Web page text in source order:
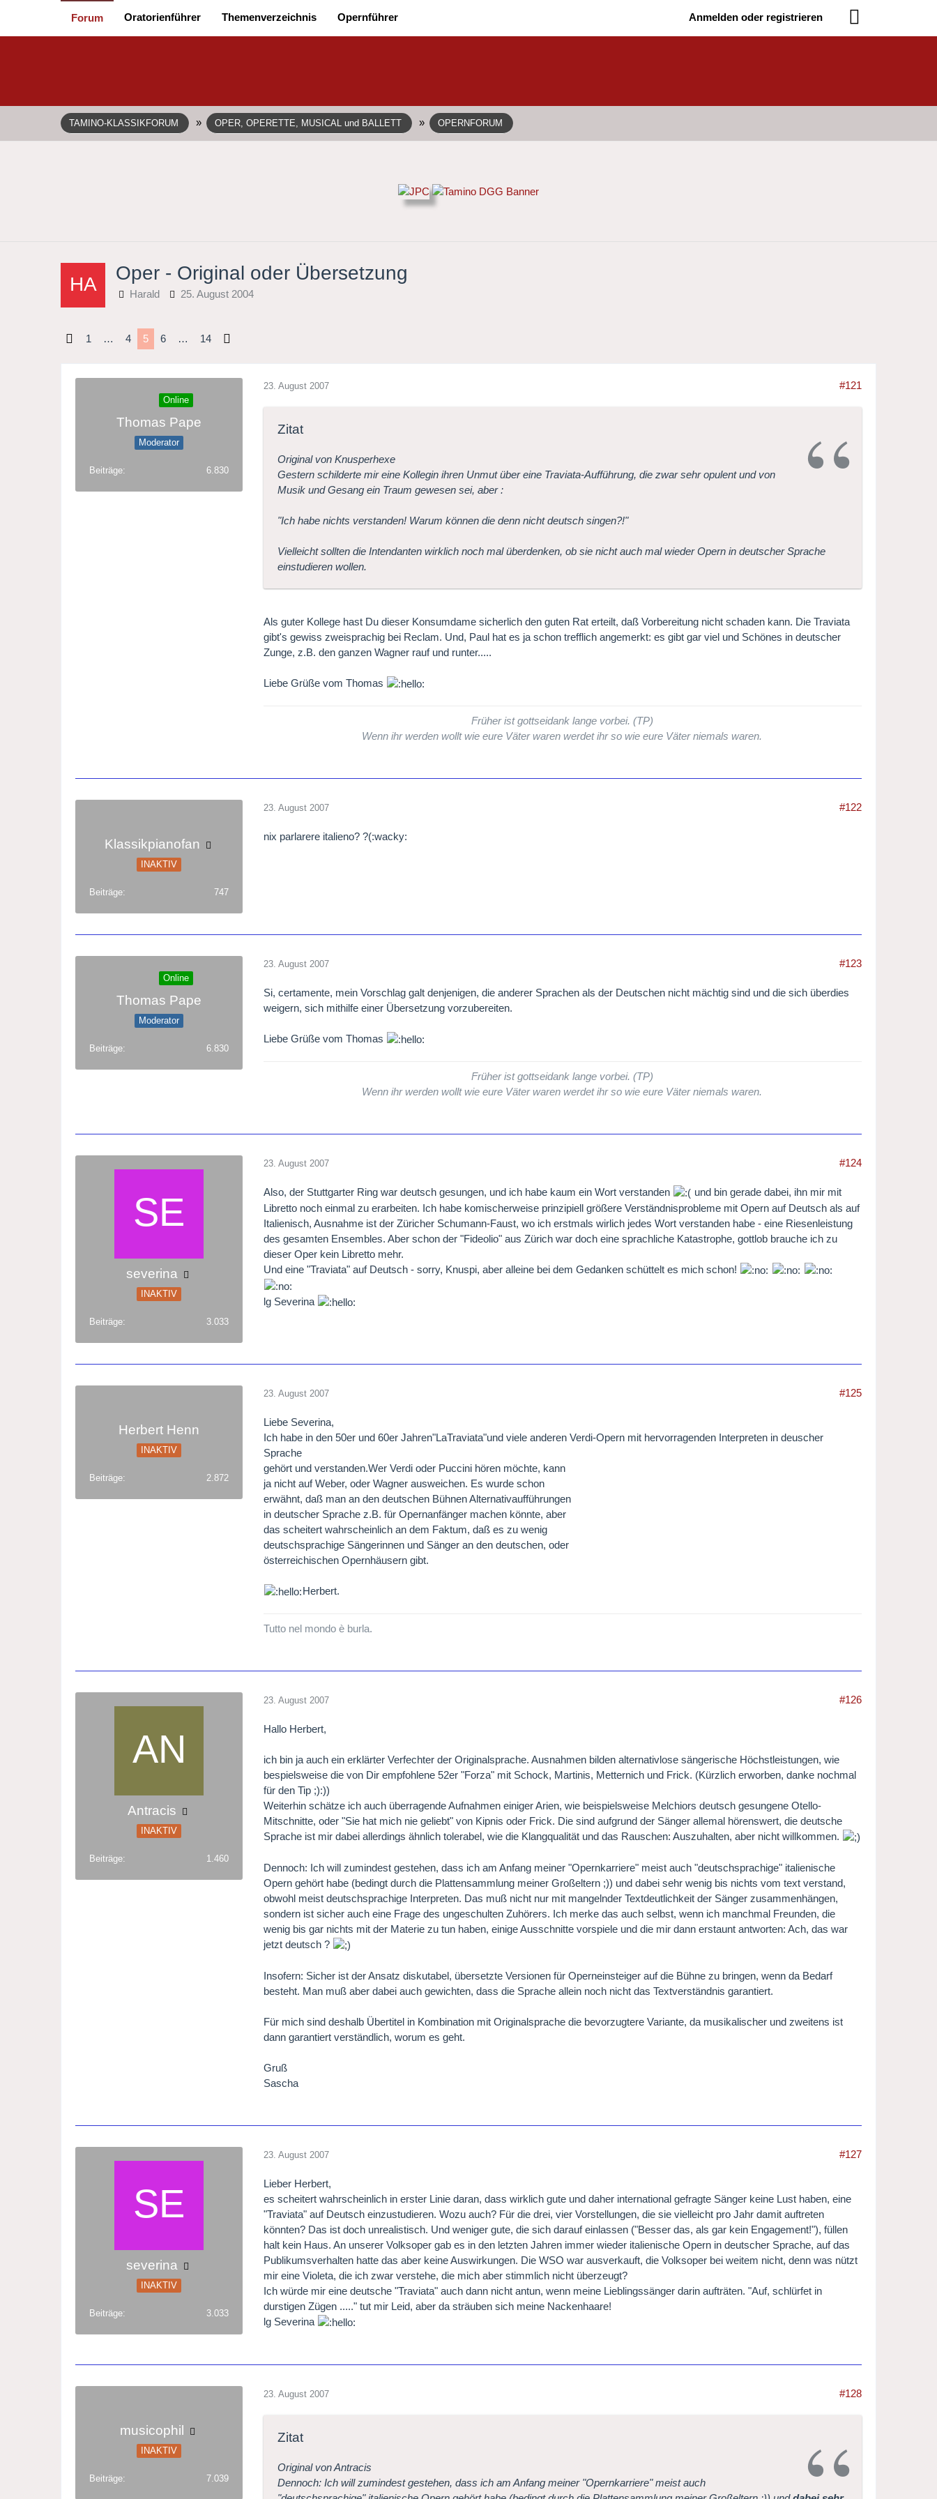
Forum Oratorienführer Themenverzeichnis Opernführer Anmelden oder registrieren
TAMINO-KLASSIKFORUM » OPER, OPERETTE, MUSICAL und BALLETT » OPERNFORUM
Oper - Original oder Übersetzung
Harald 25. August 2004
1 … 4 5 6 … 14
Online
Thomas Pape
Moderator
Beiträge 6.830
23. August 2007 #121
Zitat
Original von Knusperhexe
Gestern schilderte mir eine Kollegin ihren Unmut über eine Traviata-Aufführung, die zwar sehr opulent und von
Musik und Gesang ein Traum gewesen sei, aber :
"Ich habe nichts verstanden! Warum können die denn nicht deutsch singen?!"
Vielleicht sollten die Intendanten wirklich noch mal überdenken, ob sie nicht auch mal wieder Opern in deutscher Sprache
einstudieren wollen.
Als guter Kollege hast Du dieser Konsumdame sicherlich den guten Rat erteilt, daß Vorbereitung nicht schaden kann. Die Traviata
gibt's gewiss zweisprachig bei Reclam. Und, Paul hat es ja schon trefflich angemerkt: es gibt gar viel und Schönes in deutscher
Zunge, z.B. den ganzen Wagner rauf und runter.....
Liebe Grüße vom Thomas
Früher ist gottseidank lange vorbei. (TP)
Wenn ihr werden wollt wie eure Väter waren werdet ihr so wie eure Väter niemals waren.
Klassikpianofan
INAKTIV
Beiträge 747
23. August 2007 #122
nix parlarere italieno? ?(:wacky:
Online
Thomas Pape
Moderator
Beiträge 6.830
23. August 2007 #123
Si, certamente, mein Vorschlag galt denjenigen, die anderer Sprachen als der Deutschen nicht mächtig sind und die sich überdies
weigern, sich mithilfe einer Übersetzung vorzubereiten.
Liebe Grüße vom Thomas
Früher ist gottseidank lange vorbei. (TP)
Wenn ihr werden wollt wie eure Väter waren werdet ihr so wie eure Väter niemals waren.
severina
INAKTIV
Beiträge 3.033
23. August 2007 #124
Also, der Stuttgarter Ring war deutsch gesungen, und ich habe kaum ein Wort verstanden
und bin gerade dabei, ihn mir mit
Libretto noch einmal zu erarbeiten. Ich habe komischerweise prinzipiell größere Verständnisprobleme mit Opern auf Deutsch als auf
Italienisch, Ausnahme ist der Züricher Schumann-Faust, wo ich erstmals wirlich jedes Wort verstanden habe - eine Riesenleistung
des gesamten Ensembles. Aber schon der "Fideolio" aus Zürich war doch eine sprachliche Katastrophe, gottlob brauche ich zu
dieser Oper kein Libretto mehr.
Und eine "Traviata" auf Deutsch - sorry, Knuspi, aber alleine bei dem Gedanken schüttelt es mich schon!
lg Severina
Herbert Henn
INAKTIV
Beiträge 2.872
23. August 2007 #125
Liebe Severina,
Ich habe in den 50er und 60er Jahren"LaTraviata"und viele anderen Verdi-Opern mit hervorragenden Interpreten in deuscher
Sprache
gehört und verstanden.Wer Verdi oder Puccini hören möchte, kann
ja nicht auf Weber, oder Wagner ausweichen. Es wurde schon
erwähnt, daß man an den deutschen Bühnen Alternativaufführungen
in deutscher Sprache z.B. für Opernanfänger machen könnte, aber
das scheitert wahrscheinlich an dem Faktum, daß es zu wenig
deutschsprachige Sängerinnen und Sänger an den deutschen, oder
österreichischen Opernhäusern gibt.
Herbert.
Tutto nel mondo è burla.
Antracis
INAKTIV
Beiträge 1.460
23. August 2007 #126
Hallo Herbert,
ich bin ja auch ein erklärter Verfechter der Originalsprache. Ausnahmen bilden alternativlose sängerische Höchstleistungen, wie
bespielsweise die von Dir empfohlene 52er "Forza" mit Schock, Martinis, Metternich und Frick. (Kürzlich erworben, danke nochmal
für den Tip ;):))
Weiterhin schätze ich auch überragende Aufnahmen einiger Arien, wie beispielsweise Melchiors deutsch gesungene Otello-
Mitschnitte, oder "Sie hat mich nie geliebt" von Kipnis oder Frick. Die sind aufgrund der Sänger allemal hörenswert, die deutsche
Sprache ist mir dabei allerdings ähnlich tolerabel, wie die Klangqualität und das Rauschen: Auszuhalten, aber nicht willkommen.
Dennoch: Ich will zumindest gestehen, dass ich am Anfang meiner "Opernkarriere" meist auch "deutschsprachige" italienische
Opern gehört habe (bedingt durch die Plattensammlung meiner Großeltern ;)) und dabei sehr wenig bis nichts vom text verstand,
obwohl meist deutschsprachige Interpreten. Das muß nicht nur mit mangelnder Textdeutlichkeit der Sänger zusammenhängen,
sondern ist sicher auch eine Frage des ungeschulten Zuhörers. Ich merke das auch selbst, wenn ich manchmal Freunden, die
wenig bis gar nichts mit der Materie zu tun haben, einige Ausschnitte vorspiele und die mir dann erstaunt antworten: Ach, das war
jetzt deutsch ?
Insofern: Sicher ist der Ansatz diskutabel, übersetzte Versionen für Operneinsteiger auf die Bühne zu bringen, wenn da Bedarf
besteht. Man muß aber dabei auch gewichten, dass die Sprache allein noch nicht das Textverständnis garantiert.
Für mich sind deshalb Übertitel in Kombination mit Originalsprache die bevorzugtere Variante, da musikalischer und zweitens ist
dann garantiert verständlich, worum es geht.
Gruß
Sascha
severina
INAKTIV
Beiträge 3.033
23. August 2007 #127
Lieber Herbert,
es scheitert wahrscheinlich in erster Linie daran, dass wirklich gute und daher international gefragte Sänger keine Lust haben, eine
"Traviata" auf Deutsch einzustudieren. Wozu auch? Für die drei, vier Vorstellungen, die sie vielleicht pro Jahr damit auftreten
könnten? Das ist doch unrealistisch. Und weniger gute, die sich darauf einlassen ("Besser das, als gar kein Engagement!"), füllen
halt kein Haus. An unserer Volksoper gab es in den letzten Jahren immer wieder italienische Opern in deutscher Sprache, auf das
Publikumsverhalten hatte das aber keine Auswirkungen. Die WSO war ausverkauft, die Volksoper bei weitem nicht, denn was nützt
mir eine Violeta, die ich zwar verstehe, die mich aber stimmlich nicht überzeugt?
Ich würde mir eine deutsche "Traviata" auch dann nicht antun, wenn meine Lieblingssänger darin aufträten. "Auf, schlürfet in
durstigen Zügen ....." tut mir Leid, aber da sträuben sich meine Nackenhaare!
lg Severina
musicophil
INAKTIV
Beiträge 7.039
23. August 2007 #128
Zitat
Original von Antracis
Dennoch: Ich will zumindest gestehen, dass ich am Anfang meiner "Opernkarriere" meist auch